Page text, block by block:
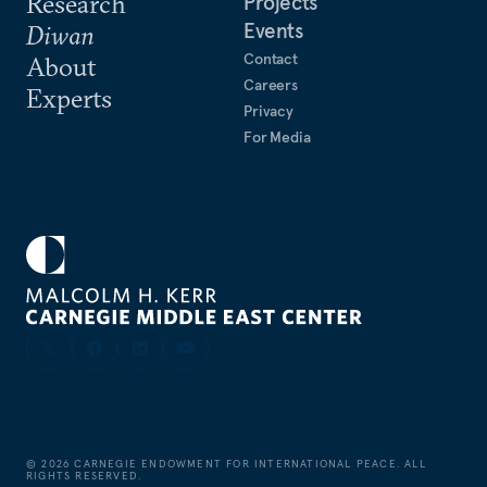
Diwan
About
Experts
Events
Contact
Careers
Privacy
For Media
©2026 CARNEGIE ENDOWMENT FOR INTERNATIONAL PEACE. ALL
RIGHTS RESERVED.